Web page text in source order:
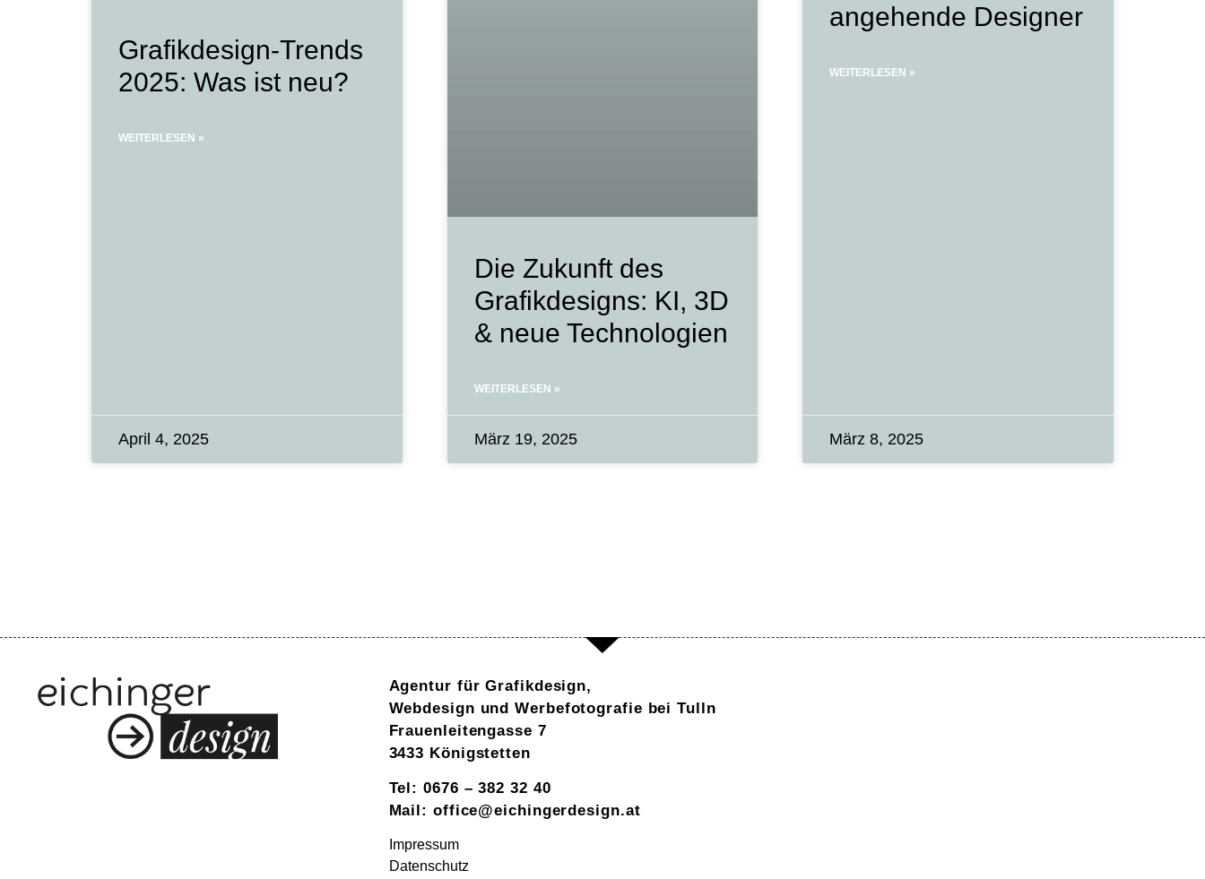
Grafikdesign-Trends
2025: Was ist neu?
WEITERLESEN »
April 4, 2025
Die Zukunft des
Grafikdesigns: KI, 3D
& neue Technologien
WEITERLESEN »
März 19, 2025
angehende Designer
WEITERLESEN »
März 8, 2025
Agentur für Grafikdesign,
Webdesign und Werbefotografie bei Tulln
Frauenleitengasse 7
3433 Königstetten
Tel: 0676 – 382 32 40
Mail: office@eichingerdesign.at
Impressum
Datenschutz